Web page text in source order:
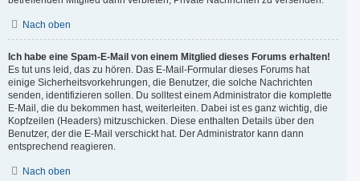
Nach oben
Ich habe eine Spam-E-Mail von einem Mitglied dieses Forums erhalten!
Es tut uns leid, das zu hören. Das E-Mail-Formular dieses Forums hat
einige Sicherheitsvorkehrungen, die Benutzer, die solche Nachrichten
senden, identifizieren sollen. Du solltest einem Administrator die komplette
E-Mail, die du bekommen hast, weiterleiten. Dabei ist es ganz wichtig, die
Kopfzeilen (Headers) mitzuschicken. Diese enthalten Details über den
Benutzer, der die E-Mail verschickt hat. Der Administrator kann dann
entsprechend reagieren.
Nach oben